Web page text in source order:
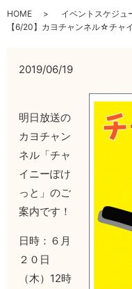
HOME
イベントスケジュ
【6/20】カヨチャンネル☆チャ
2019/06/19
明日放送の
カヨチャン
ネル「チャ
イニーぽけ
っと」のご
案内です！
日時：６月
２０日
（木）12時